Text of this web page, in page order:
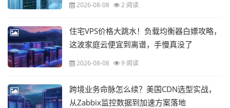
2026-08-08 2 阅读
住宅VPS价格大跳水！负载均衡器白嫖攻略，
这波家庭云便宜到离谱，手慢真没了
2026-08-08 9 阅读
跨境业务命脉怎么续？美国CDN选型实战，
从Zabbix监控数据到加速方案落地